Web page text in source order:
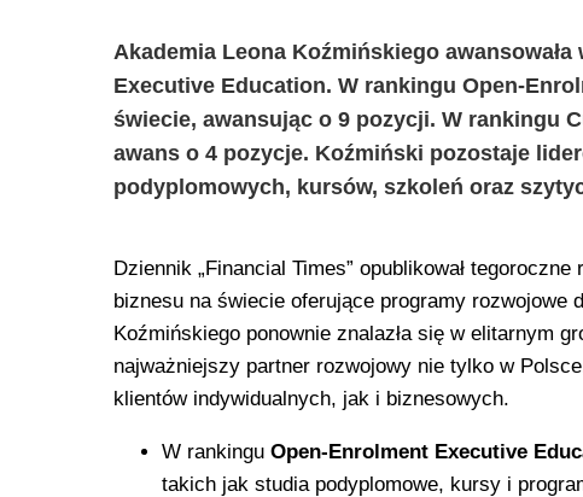
Akademia Leona Koźmińskiego
Executive Education. W rankingu Open-
świecie, awansując o 9 pozycji. W rankingu
awans o 4 pozycje. Koźmiński pozostaje
podyplomowych, kursów, szkoleń oraz
Dziennik „Financial Times” opublikował
biznesu na świecie oferujące programy rozwojowe
Koźmińskiego ponownie znalazła się w elitarnym
najważniejszy partner rozwojowy nie tylko w
klientów indywidualnych, jak i biznesowych.
W rankingu Open-Enrolment Executive
takich jak studia podyplomowe, kursy i